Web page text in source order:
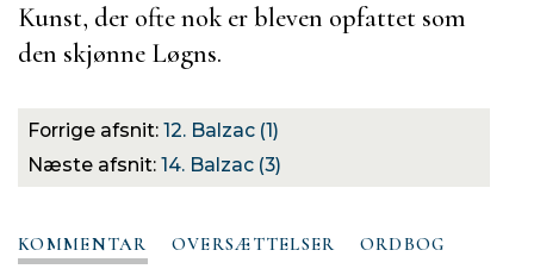
Kunst, der ofte nok er bleven opfattet som
den skjønne Løgns.
Forrige afsnit: 12. Balzac (1)
Næste afsnit: 14. Balzac (3)
KOMMENTAR OVERSÆTTELSER
ORDBOG